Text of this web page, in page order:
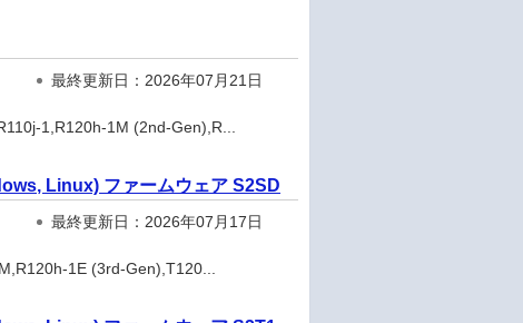
最終更新日：2026年07月21日
1,R120h-1M (2nd-Gen),R...
Linux) ファームウェア S2SD
最終更新日：2026年07月17日
1E (3rd-Gen),T120...